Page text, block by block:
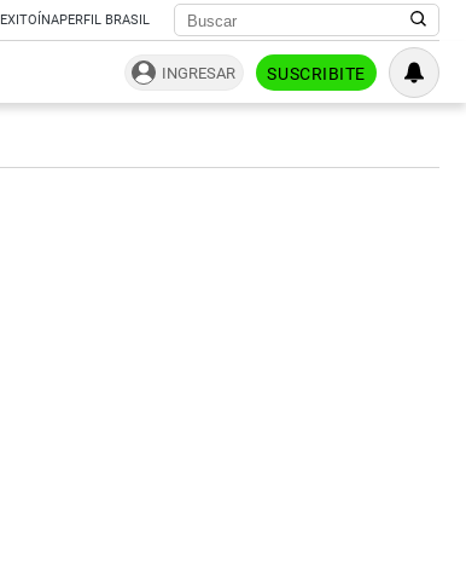
EXITOÍNAPERFIL BRASIL
INGRESAR SUSCRIBITE